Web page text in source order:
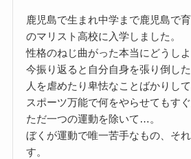
鹿児島で生まれ中学まで鹿児島で
のマリスト高校に入学しました。
性格のねじ曲がった本当にどうしよ
今振り返ると自分自身を張り倒した
人を虐めたり卑怯なことばかりして
スポーツ万能で何をやらせてもす
ただ一つの運動を除いて…。
ぼくが運動で唯一苦手なもの、そ
す。